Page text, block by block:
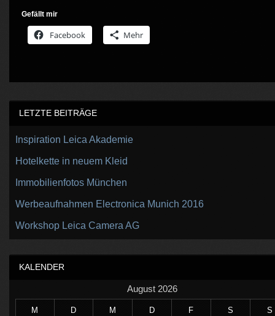
Gefällt mir
Facebook Mehr
LETZTE BEITRÄGE
Inspiration Leica Akademie
Hotelkette in neuem Kleid
Immobilienfotos München
Werbeaufnahmen Electronica Munich 2016
Workshop Leica Camera AG
KALENDER
August 2026
M D M D F S S